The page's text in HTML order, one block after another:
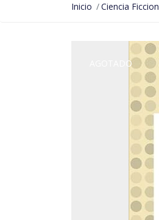
Inicio Ciencia Ficcion
AGOTADO